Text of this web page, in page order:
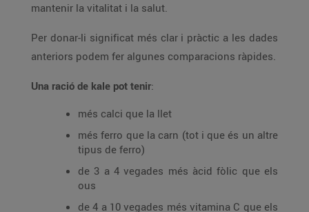
mantenir la vitalitat i la salut.
Per donar-li significat més clar i pràctic a les dades
anteriors podem fer algunes comparacions ràpides.
Una ració de kale pot tenir:
més calci que la llet
més ferro que la carn (tot i que és un altre
tipus de ferro)
de 3 a 4 vegades més àcid fòlic que els
ous
de 4 a 10 vegades més vitamina C que els